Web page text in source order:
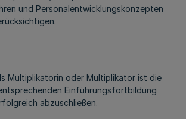
und Personalentwicklungskonzepten
Multiplikatorin oder Multiplikator ist die
Einführungsfortbildung
abzuschließen.